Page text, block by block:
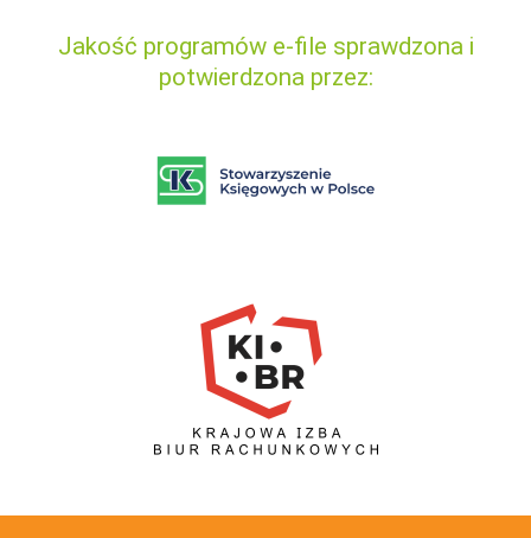
Jakość programów e-file sprawdzona i
potwierdzona przez: